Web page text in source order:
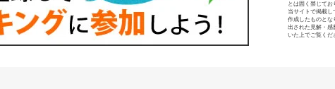
とは固く禁じてお
当サイトで掲載し
作成したものとな
出された見解・感
いた上でご覧くだ